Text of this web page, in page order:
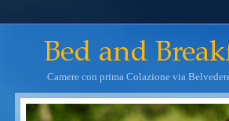
Camere con prima Colazione via